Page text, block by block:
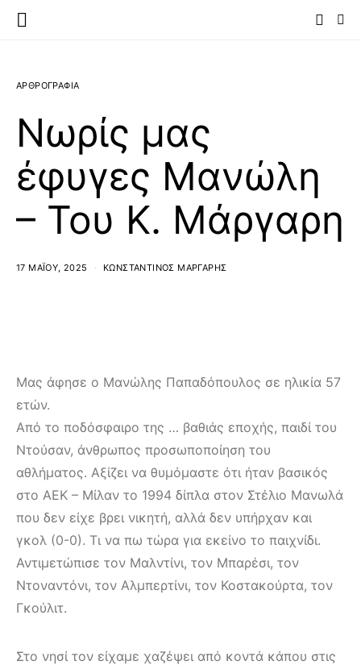
ΑΡΘΡΟΓΡΑΦΙΑ
Νωρίς μας
έφυγες Μανώλη
– Του Κ. Μάργαρη
17 ΜΑΪ́ΟΥ, 2025 ΚΩΝΣΤΑΝΤΊΝΟΣ ΜΆΡΓΑΡΗΣ
Μας άφησε ο Μανώλης Παπαδόπουλος σε ηλικία 57
ετών.
Από το ποδόσφαιρο της … βαθιάς εποχής, παιδί του
Ντούσαν, άνθρωπος προσωποποίηση του
αθλήματος. Αξίζει να θυμόμαστε ότι ήταν βασικός
στο ΑΕΚ – Μίλαν το 1994 δίπλα στον Στέλιο Μανωλά
που δεν είχε βρει νικητή, αλλά δεν υπήρχαν και
γκολ (0-0). Τι να πω τώρα για εκείνο το παιχνίδι.
Αντιμετώπισε τον Μαλντίνι, τον Μπαρέσι, τον
Ντοναντόνι, τον Αλμπερτίνι, τον Κοστακούρτα, τον
Γκούλιτ.
Στο νησί τον είχαμε χαζέψει από κοντά κάπου στις